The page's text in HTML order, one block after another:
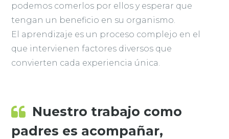
podemos comerlos por ellos y esperar que
tengan un beneficio en su organismo.
El aprendizaje es un proceso complejo en el
que intervienen factores diversos que
convierten cada experiencia única.
Nuestro trabajo como
padres es acompañar,